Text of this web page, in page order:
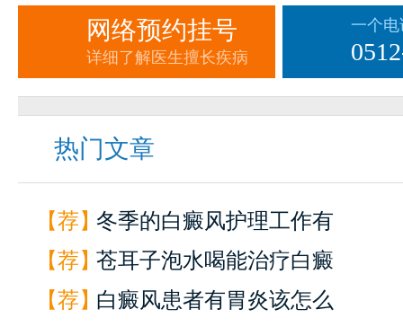
网络预约挂号
详细了解医生擅长疾病
一个
热门文章
【荐】冬季的白癜风护理工作有
【荐】苍耳子泡水喝能治疗白癜
【荐】白癜风患者有胃炎该怎么